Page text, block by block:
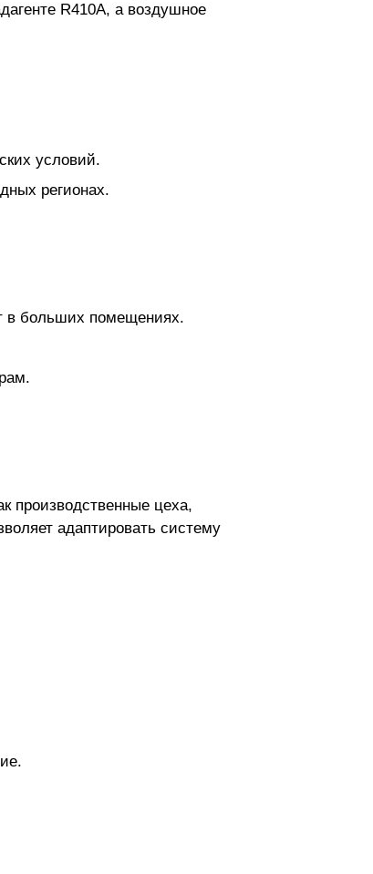
R410A, а воздушное
условий.
регионах.
в больших помещениях.
производственные цеха,
адаптировать систему